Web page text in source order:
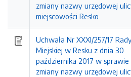
zmiany nazwy urzędowej
miejscowości Resko
Uchwała Nr XXXI/257/17
Miejskiej w Resku z dnia 30
października 2017 w sprawie
zmiany nazwy urzędowej